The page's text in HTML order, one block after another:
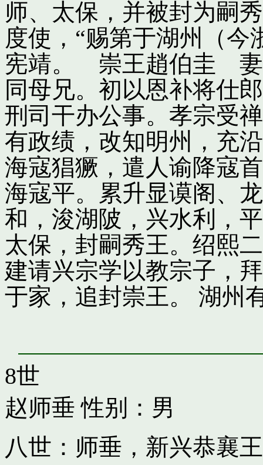
师、太保，并被封为嗣
度使，“赐第于湖州（今
宪靖。 崇王趙伯圭 妻
同母兄。初以恩补将仕
刑司干办公事。孝宗受
有政绩，改知明州，充
海寇猖獗，遣人谕降寇
海寇平。累升显谟阁、
和，浚湖陂，兴水利，
太保，封嗣秀王。绍熙
建请兴宗学以教宗子，
于家，追封崇王。 湖州
8世
赵师垂 性别：男
八世：师垂，新兴恭襄王